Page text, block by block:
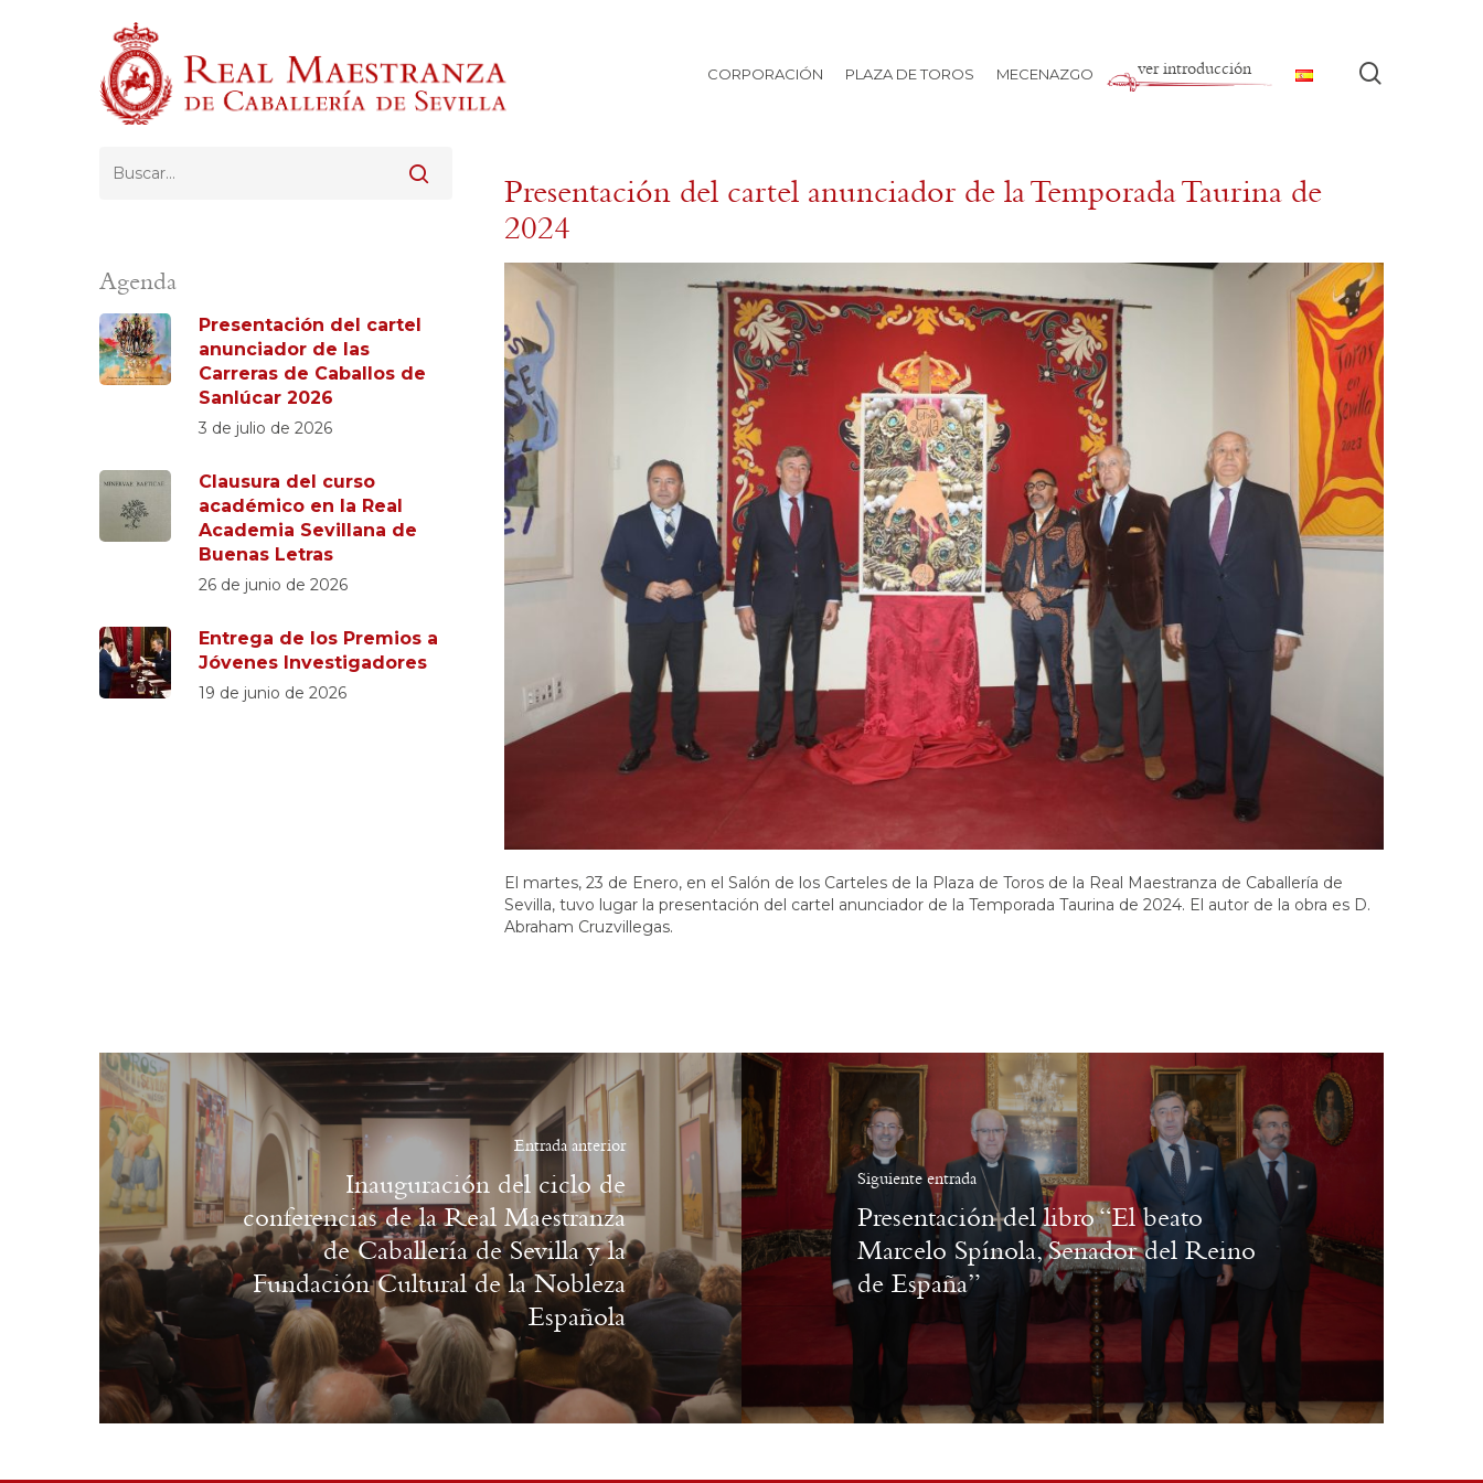
CORPORACIÓN PLAZA DE TOROS MECENAZGO ver introducción
Presentación del cartel anunciador de la Temporada Taurina de
2024
El martes, 23 de Enero, en el Salón de los Carteles de la Plaza de Toros de la Real Maestranza de Caballería de
Sevilla, tuvo lugar la presentación del cartel anunciador de la Temporada Taurina de 2024. El autor de la obra es D.
Abraham Cruzvillegas.
Agenda
Presentación del cartel
anunciador de las
Carreras de Caballos de
Sanlúcar 2026
3 de julio de 2026
Clausura del curso
académico en la Real
Academia Sevillana de
Buenas Letras
26 de junio de 2026
Entrega de los Premios a
Jóvenes Investigadores
19 de junio de 2026
Entrada anterior
Inauguración del ciclo de
conferencias de la Real Maestranza
de Caballería de Sevilla y la
Fundación Cultural de la Nobleza
Española
Siguiente entrada
Presentación del libro “El beato
Marcelo Spínola, Senador del Reino
de España”